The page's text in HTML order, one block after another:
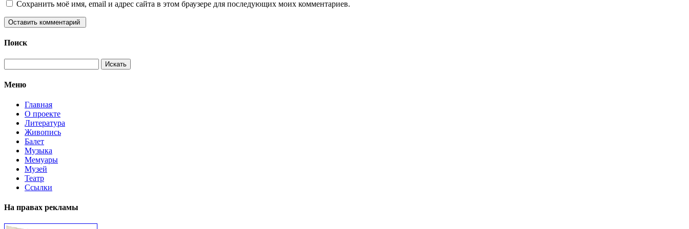
Сохранить моё имя, email и адрес сайта в этом браузере для последующих моих комментариев.
Поиск
Меню
Главная
О проекте
Литература
Живопись
Балет
Музыка
Мемуары
Музей
Театр
Ссылки
На правах рекламы